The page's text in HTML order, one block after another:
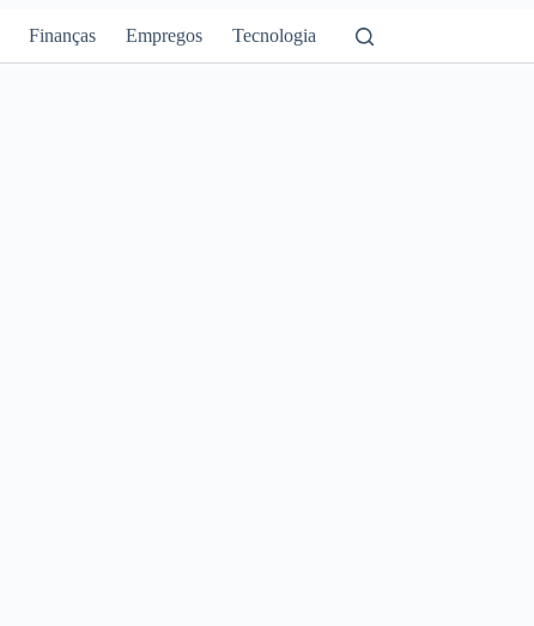
Finanças Empregos Tecnologia